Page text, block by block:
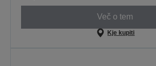
Več o tem
Kje kupiti